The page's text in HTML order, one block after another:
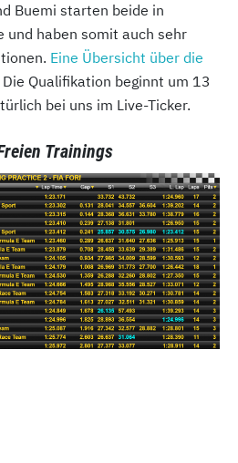
Buemi starten beide in
und haben somit auch sehr
Eine Übersicht über die
Die Qualifikation beginnt um 13
bei uns im Live-Ticker.
Trainings